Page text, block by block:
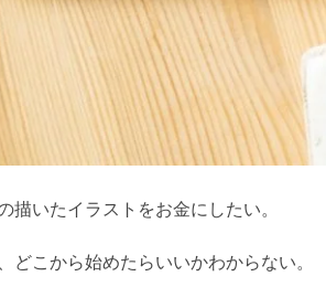
描いたイラストをお金にしたい。
どこから始めたらいいかわからない。